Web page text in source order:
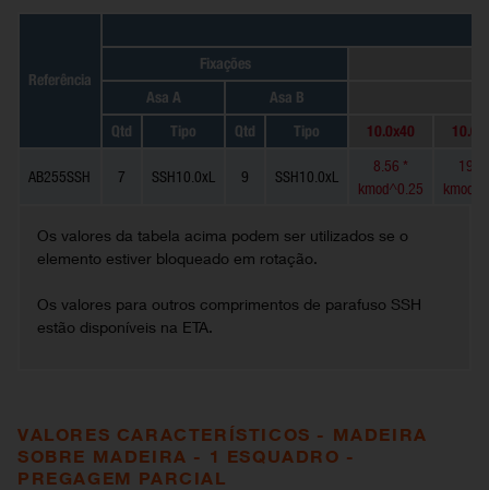
Referência
Fixações
Asa A
Asa B
Qtd
Tipo Qtd Tipo 10.0x40
AB255SSH 7 SSH10.0xL 9 SSH10.0xL
8.56 *
kmod^0.25
19.3
Os valores da tabela acima podem ser utilizados se o
elemento estiver bloqueado em rotação.
Os valores para outros comprimentos de parafuso SSH
estão disponíveis na ETA.
VALORES CARACTERÍSTICOS - MADEIRA
SOBRE MADEIRA - 1 ESQUADRO -
PREGAGEM PARCIAL